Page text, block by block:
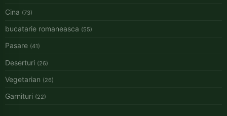
Cina (73)
bucatarie romaneasca (55)
Pasare (41)
Deserturi (26)
Vegetarian (26)
Garnituri (22)